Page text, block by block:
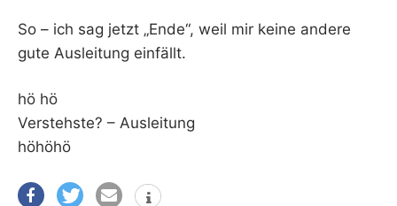
So – ich sag jetzt „Ende“, weil mir keine andere
gute Ausleitung einfällt.
hö hö
Verstehste? – Ausleitung
höhöhö